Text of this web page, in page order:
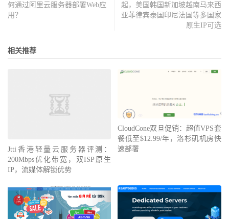
何通过阿里云服务器部署Web应
用？
起，美国韩国新加坡越南马来西
亚菲律宾泰国印尼法国等多国家
原生IP可选
相关推荐
Jtti香港轻量云服务器评测：
200Mbps优化带宽，双ISP原生
IP，流媒体解锁优势
CloudCone双旦促销：超值VPS套
餐低至$12.99/年，洛杉矶机房快
速部署